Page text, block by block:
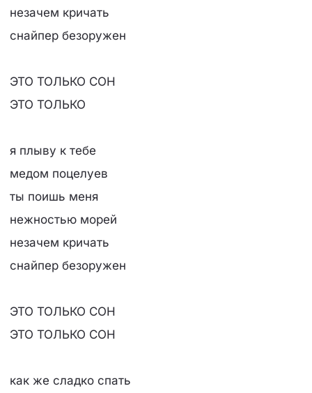
незачем кричать
снайпер безоружен
ЭТО ТОЛЬКО СОН
ЭТО ТОЛЬКО
я плыву к тебе
медом поцелуев
ты поишь меня
нежностью морей
незачем кричать
снайпер безоружен
ЭТО ТОЛЬКО СОН
ЭТО ТОЛЬКО СОН
как же сладко спать